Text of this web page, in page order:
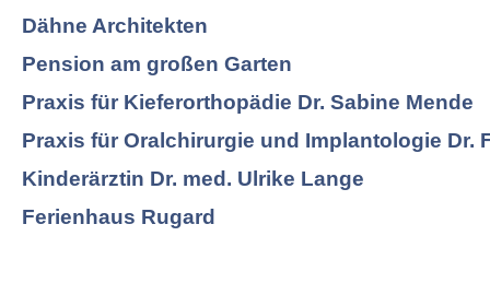
Dähne Architekten
Pension am großen Garten
Praxis für Kieferorthopädie Dr. Sabine Mende
Praxis für Oralchirurgie und Implantologie Dr.
Kinderärztin Dr. med. Ulrike Lange
Ferienhaus Rugard